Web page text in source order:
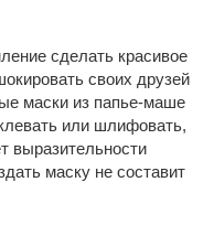
сделать красивое
своих друзей
маски из папье-маше
или шлифовать,
выразительности
маску не составит